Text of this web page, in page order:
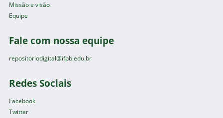
Missão e visão
Equipe
Fale com nossa equipe
repositoriodigital@ifpb.edu.br
Redes Sociais
Facebook
Twitter